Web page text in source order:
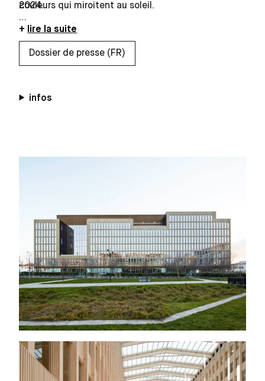
couleurs qui miroitent au soleil.
2024.
Nommé à l’Équerre d’argent 2019
lire la suite
Dossier de presse (FR)
infos